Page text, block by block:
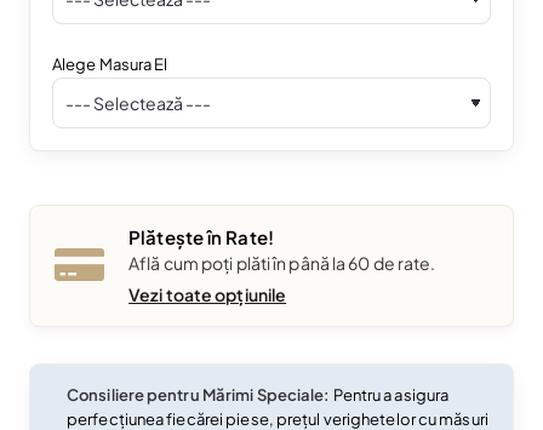
Alege Masura El
Plătește în Rate!
Află cum poți plăti în până la 60 de rate.
Vezi toate opțiunile
Consiliere pentru Mărimi Speciale: Pentru a asigura
perfecțiunea fiecărei piese, prețul verighetelor cu măsuri